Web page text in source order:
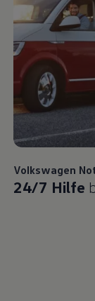
Volkswagen
24/7 Hilfe